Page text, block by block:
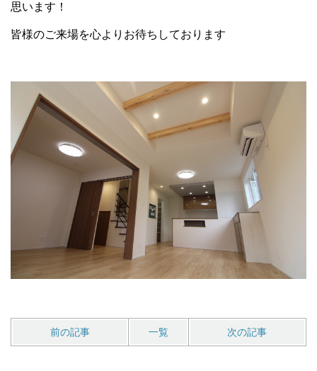
思います！
皆様のご来場を心よりお待ちしております
前の記事 一覧 次の記事